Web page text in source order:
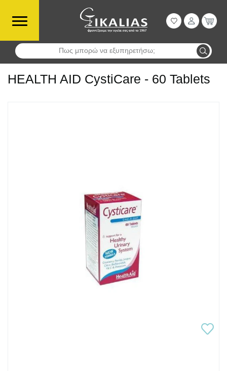
Πως μπορώ να εξυπηρετήσω;
Αναζήτηση
HEALTH AID CystiCare - 60 Tablets